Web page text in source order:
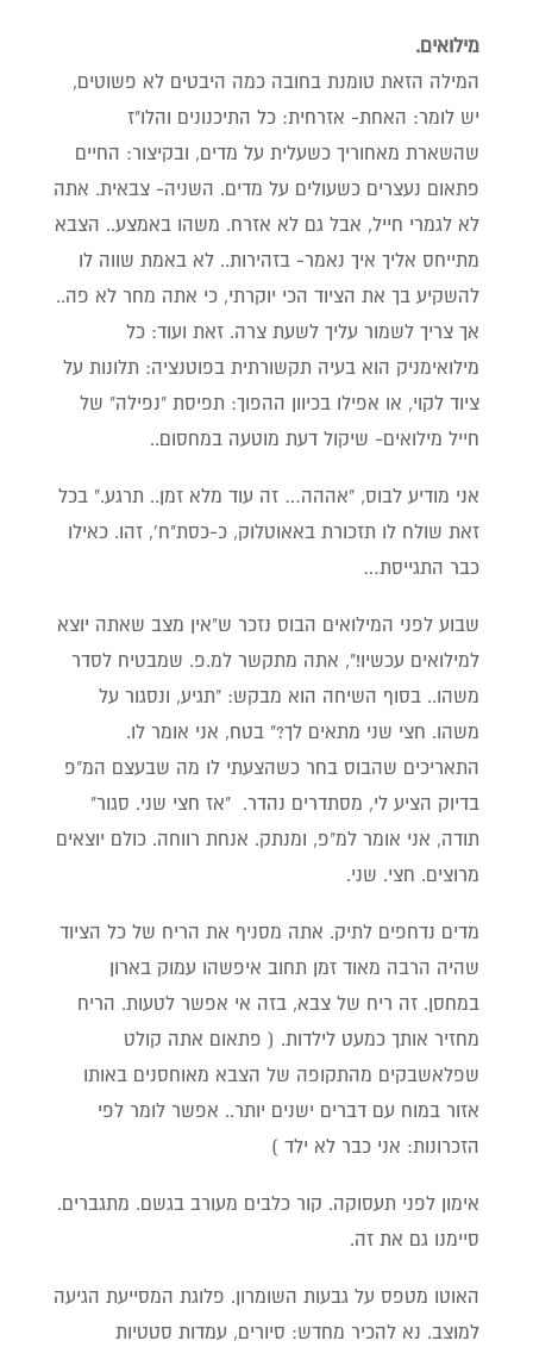
מילואים.
המילה הזאת טומנת בחובה כמה היבטים לא פשוטים,
יש לומר: האחת- אזרחית: כל התיכנונים והלו"ז
שהשארת מאחוריך כשעלית על מדים, ובקיצור: החיים
פתאום נעצרים כשעולים על מדים. השניה- צבאית. אתה
לא לגמרי חייל, אבל גם לא אזרח. משהו באמצע.. הצבא
מתייחס אליך איך נאמר- בזהירות.. לא באמת שווה לו
להשקיע בך את הציוד הכי יוקרתי, כי אתה מחר לא פה..
אך צריך לשמור עליך לשעת צרה. זאת ועוד: כל
מילואימניק הוא בעיה תקשורתית בפוטנציה: תלונות על
ציוד לקוי, או אפילו בכיוון ההפוך: תפיסת "נפילה" של
חייל מילואים- שיקול דעת מוטעה במחסום..
אני מודיע לבוס, "אההה… זה עוד מלא זמן.. תרגע." בכל
זאת שולח לו תזכורת באאוטלוק, כ-כסת"ח', זהו. כאילו
כבר התגייסת…
שבוע לפני המילואים הבוס נזכר ש"אין מצב שאתה יוצא
למילואים עכשיו!", אתה מתקשר למ.פ. שמבטיח לסדר
משהו.. בסוף השיחה הוא מבקש: "תגיע, ונסגור על
משהו. חצי שני מתאים לך?" בטח, אני אומר לו.
התאריכים שהבוס בחר כשהצעתי לו מה שבעצם המ"פ
בדיוק הציע לי, מסתדרים נהדר. "אז חצי שני. סגור"
תודה, אני אומר למ"פ, ומנתק. אנחת רווחה. כולם יוצאים
מרוצים. חצי. שני.
מדים נדחפים לתיק. אתה מסניף את הריח של כל הציוד
שהיה הרבה מאוד זמן תחוב איפשהו עמוק בארון
במחסן. זה ריח של צבא, בזה אי אפשר לטעות. הריח
מחזיר אותך כמעט לילדות. ( פתאום אתה קולט
שפלאשבקים מהתקופה של הצבא מאוחסנים באותו
אזור במוח עם דברים ישנים יותר.. אפשר לומר לפי
הזכרונות: אני כבר לא ילד )
אימון לפני תעסוקה. קור כלבים מעורב בגשם. מתגברים.
סיימנו גם את זה.
האוטו מטפס על גבעות השומרון. פלוגת המסייעת הגיעה
למוצב. נא להכיר מחדש: סיורים, עמדות סטטיות